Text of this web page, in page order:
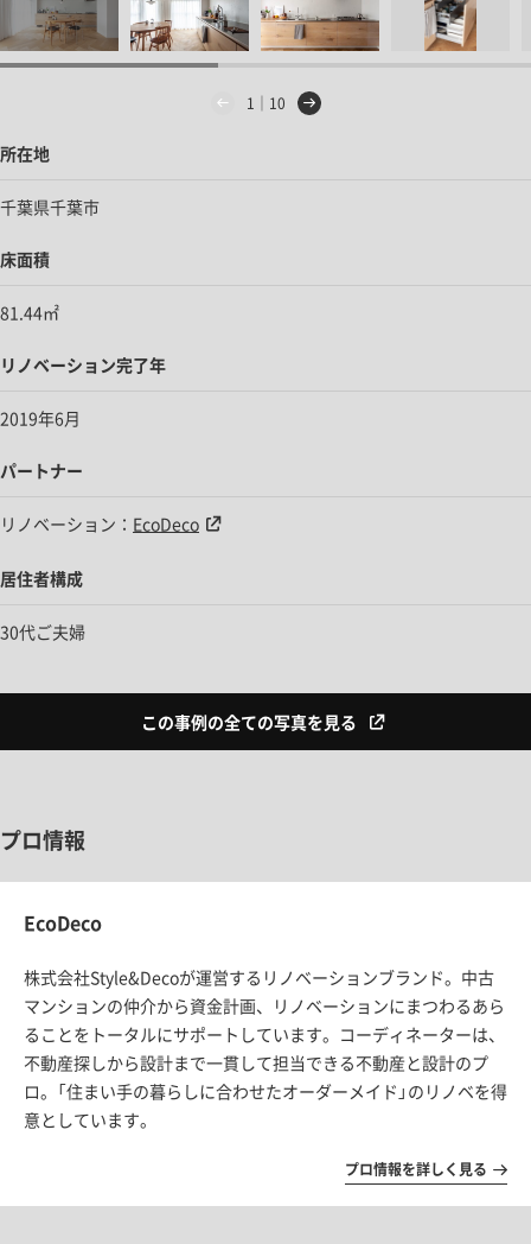
1｜10
所在地
千葉県千葉市
床面積
81.44㎡
リノベーション完了年
2019年6月
パートナー
リノベーション： EcoDeco
居住者構成
30代ご夫婦
この事例の全ての写真を見る
プロ情報
EcoDeco
株式会社Style&Decoが運営するリノベーションブランド。中古
マンションの仲介から資金計画、リノベーションにまつわるあら
ることをトータルにサポートしています。コーディネーターは、
不動産探しから設計まで一貫して担当できる不動産と設計のプ
ロ。「住まい手の暮らしに合わせたオーダーメイド」のリノベを得
意としています。
プロ情報を詳しく見る